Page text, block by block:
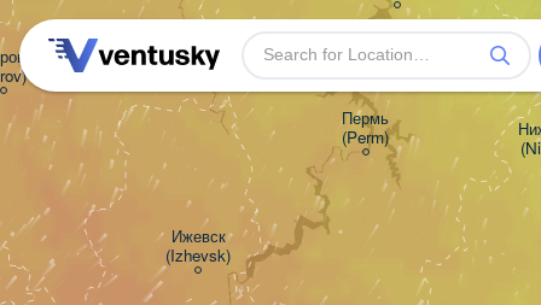
Пермь
(Perm)
Ижевск
(Izhevsk)